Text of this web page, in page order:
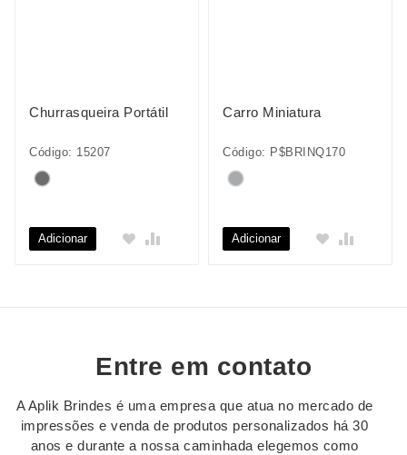
Churrasqueira Portátil
Código: 15207
Adicionar
Carro Miniatura
Código: P$BRINQ170
Adicionar
Entre em contato
A Aplik Brindes é uma empresa que atua no mercado de
impressões e venda de produtos personalizados há 30
anos e durante a nossa caminhada elegemos como